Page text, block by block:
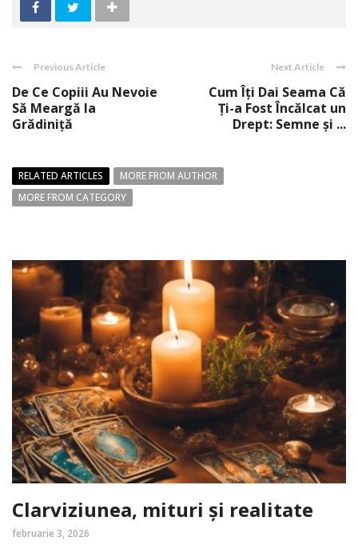
Previous Article
De Ce Copiii Au Nevoie
Să Meargă la
Grădiniță
Next Article
Cum Îți Dai Seama Că
Ți-a Fost Încălcat un
Drept: Semne și ...
RELATED ARTICLES
MORE FROM AUTHOR
MORE FROM CATEGORY
Clarviziunea, mituri și realitate
februarie 3, 2026